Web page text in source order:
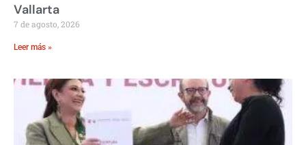
Vallarta
7 de agosto, 2026
Leer más »